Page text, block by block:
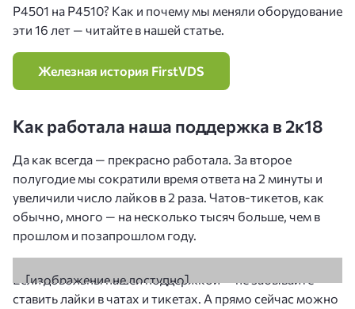
P4501 на P4510? Как и почему мы меняли оборудование
эти 16 лет — читайте в нашей статье.
Железная история FirstVDS
Как работала наша поддержка в 2к18
Да как всегда — прекрасно работала. За второе
полугодие мы сократили время ответа на 2 минуты и
увеличили число лайков в 2 раза. Чатов-тикетов, как
обычно, много — на несколько тысяч больше, чем в
прошлом и позапрошлом году.
Если довольны нашей поддержкой — не забывайте
ставить лайки в чатах и тикетах. А прямо сейчас можно